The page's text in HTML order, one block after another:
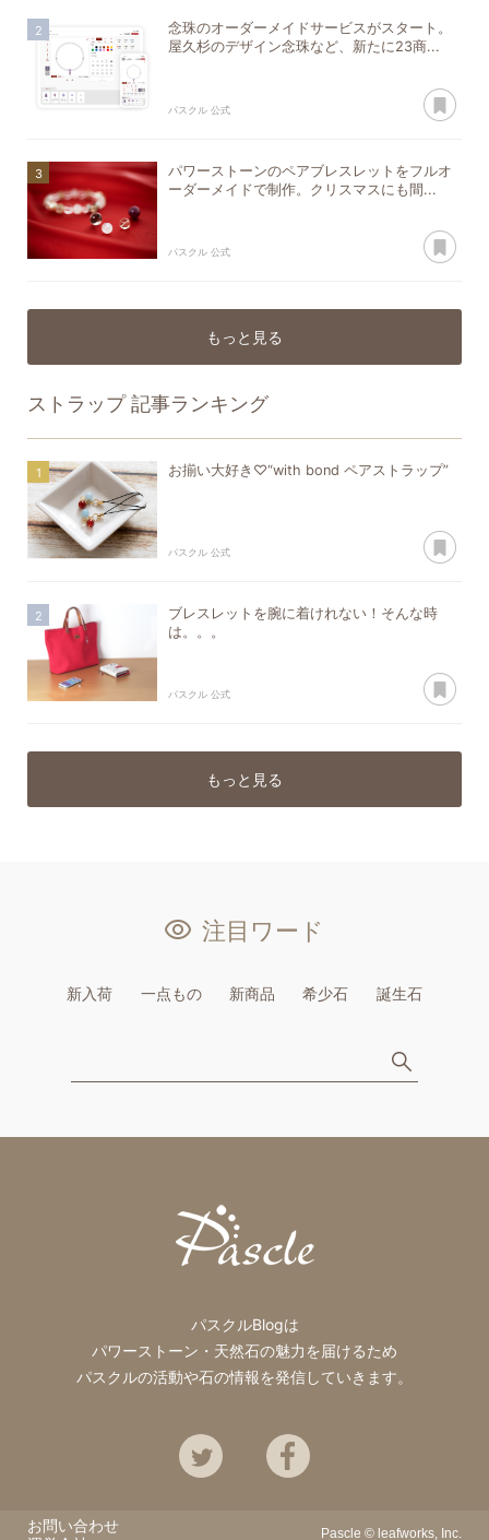
念珠のオーダーメイドサービスがスタート。
屋久杉のデザイン念珠など、新たに23商...
パスクル 公式
パワーストーンのペアブレスレットをフルオ
ーダーメイドで制作。クリスマスにも間...
パスクル 公式
もっと見る
ストラップ 記事ランキング
お揃い大好き♡“with bond ペアストラップ”
パスクル 公式
ブレスレットを腕に着けれない！そんな時
は。。。
パスクル 公式
もっと見る
注目ワード
新入荷 一点もの 新商品 希少石 誕生石
パスクルBlogは
パワーストーン・天然石の魅力を届けるため
パスクルの活動や石の情報を発信していきます。
Twitter
お問い合わせ
Pascle © leafworks, Inc.